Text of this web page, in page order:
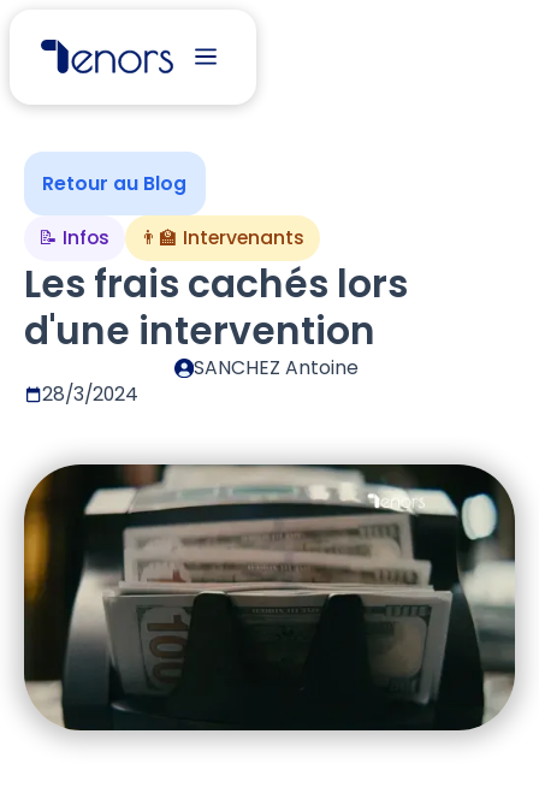
Retour au Blog
📝 Infos
👨‍🏫 Intervenants
Les frais cachés lors
d'une intervention
SANCHEZ Antoine
28/3/2024